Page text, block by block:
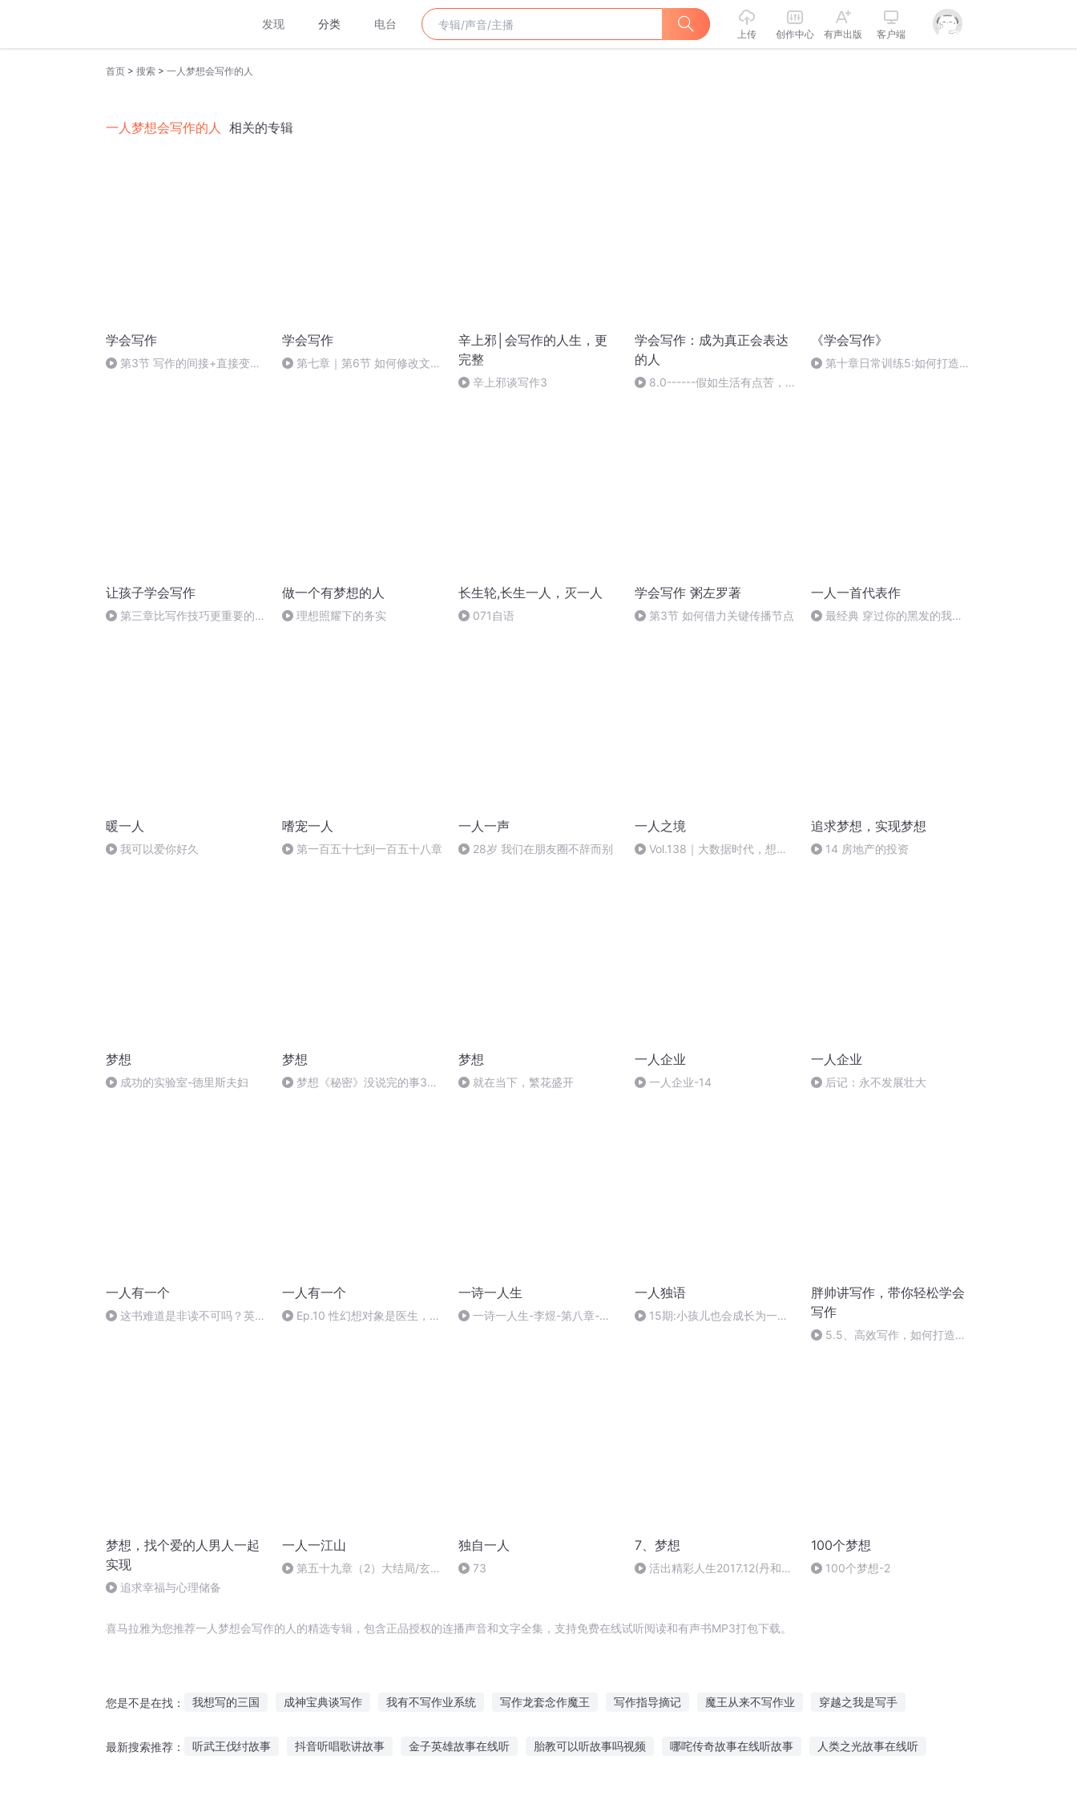
发现 分类 电台
上传 创作中心 有声出版 客户端
首页 > 搜索 > 一人梦想会写作的人
一人梦想会写作的人 相关的专辑
学会写作
第3节 写作的间接+直接变现
学会写作
第七章｜第6节 如何修改文
辛上邪│会写作的人生，更
完整
辛上邪谈写作3
学会写作：成为真正会表达
的人
8.0------假如生活有点苦，
《学会写作》
第十章日常训练5:如何打造写
让孩子学会写作
第三章比写作技巧更重要的
做一个有梦想的人
理想照耀下的务实
长生轮,长生一人，灭一人
071自语
学会写作 粥左罗著
第3节 如何借力关键传播节点
一人一首代表作
最经典 穿过你的黑发的我的
暖一人
我可以爱你好久
嗜宠一人
第一百五十七到一百五十八章
一人一声
28岁 我们在朋友圈不辞而别
一人之境
Vol.138｜大数据时代，想做
追求梦想，实现梦想
14 房地产的投资
梦想
成功的实验室-德里斯夫妇
梦想
梦想《秘密》没说完的事38
梦想
就在当下，繁花盛开
一人企业
一人企业-14
一人企业
后记：永不发展壮大
一人有一个
这书难道是非读不可吗？英文
一人有一个
Ep.10 性幻想对象是医生，这
一诗一人生
一诗一人生-李煜-第八章-菩
一人独语
15期:小孩儿也会成长为一个
胖帅讲写作，带你轻松学会
写作
5.5、高效写作，如何打造适
梦想，找个爱的人男人一起
实现
追求幸福与心理储备
一人一江山
第五十九章（2）大结局/玄
独自一人
73
7、梦想
活出精彩人生2017.12(丹和贝
100个梦想
100个梦想-2
喜马拉雅为您推荐一人梦想会写作的人的精选专辑，包含正品授权的连播声音和文字全集，支持免费在线试听阅读和有声书MP3打包下载。
您是不是在找： 我想写的三国 成神宝典谈写作 我有不写作业系统 写作龙套念作魔王 写作指导摘记 魔王从来不写作业 穿越之我是写手
最新搜索推荐： 听武王伐纣故事 抖音听唱歌讲故事 金子英雄故事在线听 胎教可以听故事吗视频 哪咤传奇故事在线听故事 人类之光故事在线听